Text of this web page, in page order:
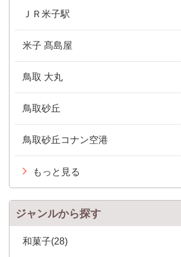
ＪＲ米子駅
米子 髙島屋
鳥取 大丸
鳥取砂丘
鳥取砂丘コナン空港
もっと見る
ジャンルから探す
和菓子(28)